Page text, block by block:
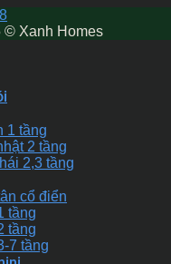
© Xanh Homes
1 tầng
2 tầng
2,3 tầng
cổ điển
tầng
tầng
7 tầng